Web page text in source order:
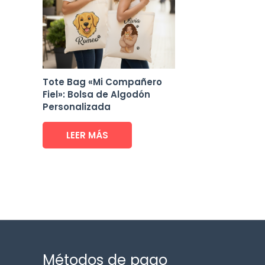
Tote Bag «Mi Compañero
Fiel»: Bolsa de Algodón
Personalizada
LEER MÁS
Métodos de pago